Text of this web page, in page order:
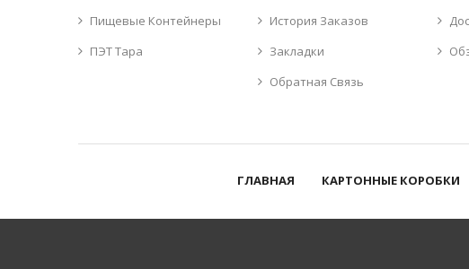
Пищевые Контейнеры
ПЭТ Тара
История Заказов
Закладки
Обратная Связь
ГЛАВНАЯ КАРТОННЫЕ КОРОБКИ